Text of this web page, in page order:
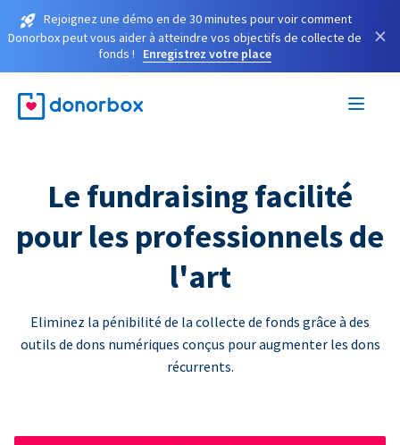
Rejoignez une démo en de 30 minutes pour voir comment
Donorbox peut vous aider à atteindre vos objectifs de collecte de
fonds !
Enregistrez votre place
×
Le fundraising facilité
pour les professionnels de
l'art
Eliminez la pénibilité de la collecte de fonds grâce à des
outils de dons numériques conçus pour augmenter les dons
récurrents.